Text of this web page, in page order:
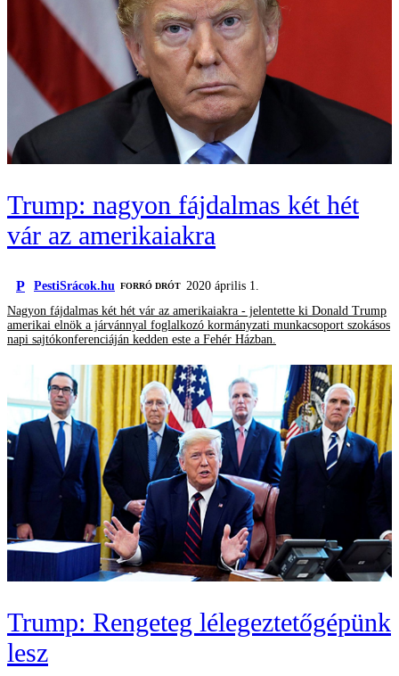
Trump: nagyon fájdalmas két hét
vár az amerikaiakra
P PestiSrácok.hu FORRÓ DRÓT 2020 április 1.
Nagyon fájdalmas két hét vár az amerikaiakra - jelentette ki Donald Trump
amerikai elnök a járvánnyal foglalkozó kormányzati munkacsoport szokásos
napi sajtókonferenciáján kedden este a Fehér Házban.
Trump: Rengeteg lélegeztetőgépünk
lesz